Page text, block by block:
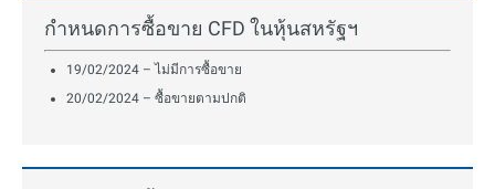
กำหนดการซื้อขาย CFD ในหุ้นสหรัฐฯ
19/02/2024 – ไม่มีการซื้อขาย
20/02/2024 – ซื้อขายตามปกติ